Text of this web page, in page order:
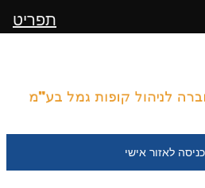
כניסה לאזור אישי
תפריט